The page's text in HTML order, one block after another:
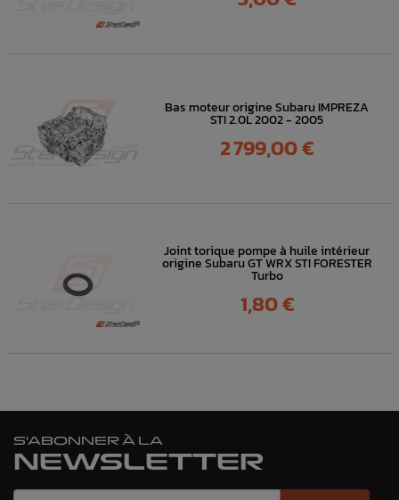
Bas moteur origine Subaru IMPREZA
STI 2.0L 2002 - 2005
Prix
2 799,00 €
Joint torique pompe à huile intérieur
origine Subaru GT WRX STI FORESTER
Turbo
Prix
1,80 €
S'ABONNER À LA
NEWSLETTER